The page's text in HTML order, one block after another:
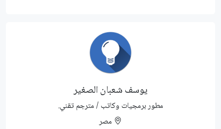
يوسف شعبان الصغير
مطور برمجيات وكاتب / مترجم تقني.
مصر